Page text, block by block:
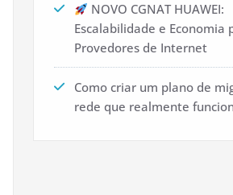
NOVO CGNAT HUAWEI:
Escalabilidade e Economia
Provedores de Internet
Como criar um plano de
rede que realmente